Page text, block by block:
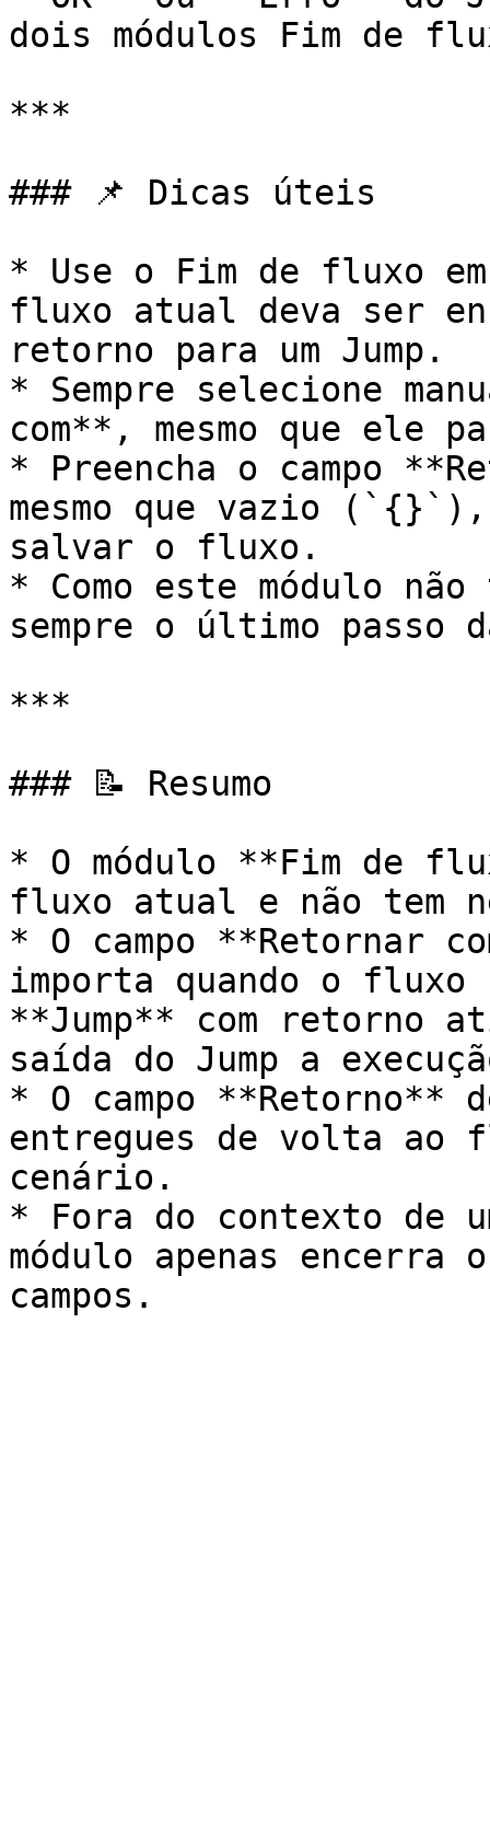
dois módulos Fim de
***
### 📌 Dicas úteis
* Use o Fim de fluxo
fluxo atual deva ser
retorno para um Jump.
* Sempre selecione
com**, mesmo que ele
* Preencha o campo
mesmo que vazio
salvar o fluxo.
* Como este módulo
sempre o último passo
***
### 📝 Resumo
* O módulo **Fim de
fluxo atual e não tem
* O campo **Retornar
importa quando o fluxo
**Jump** com retorno
saída do Jump a
* O campo **Retorno**
entregues de volta ao
cenário.
* Fora do contexto de
módulo apenas